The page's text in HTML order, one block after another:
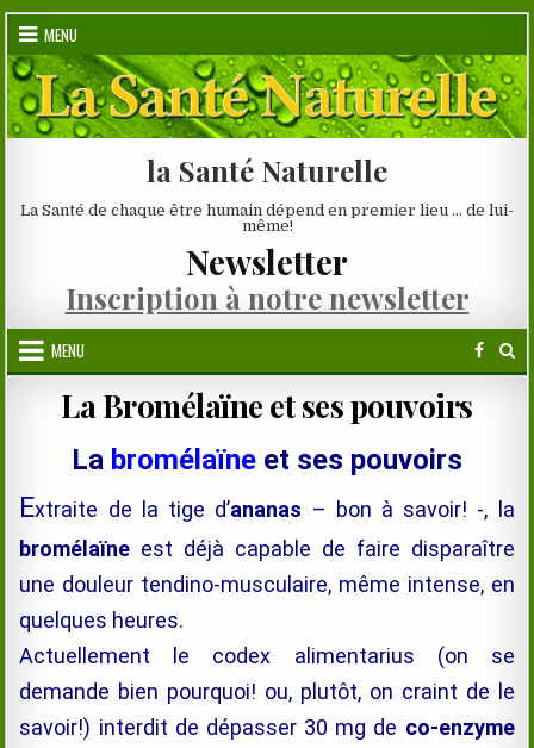
Skip
content
MENU
la Santé Naturelle
La Santé de chaque être humain dépend en premier lieu … de lui-
même!
Newsletter
Inscription à notre newsletter
MENU
La Bromélaïne et ses pouvoirs
La bromélaïne et ses pouvoirs
Extraite de la tige d’ananas – bon à savoir! -, la
bromélaïne est déjà capable de faire disparaître
une douleur tendino-musculaire, même intense, en
quelques heures.
Actuellement le codex alimentarius (on se
demande bien pourquoi! ou, plutôt, on craint de le
savoir!) interdit de dépasser 30 mg de co-enzyme